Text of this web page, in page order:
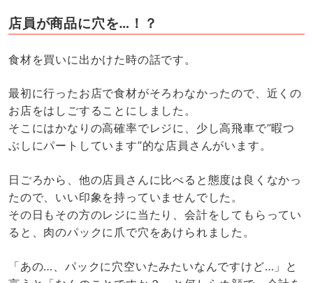
店員が商品に穴を…！？
食材を買いに出かけた時の話です。
最初に行ったお店で食材がそろわなかったので、近くの
お店をはしごすることにしました。
そこにはかなりの高確率でレジに、少し高飛車で”暇つ
ぶしにパートしています”的な店員さんがいます。
日ごろから、他の店員さんに比べると態度は良くなかっ
たので、いい印象を持っていませんでした。
その日もその方のレジに当たり、会計をしてもらってい
ると、肉のパックに爪で穴をあけられました。
「あの…、パックに穴空いたみたいなんですけど…」と